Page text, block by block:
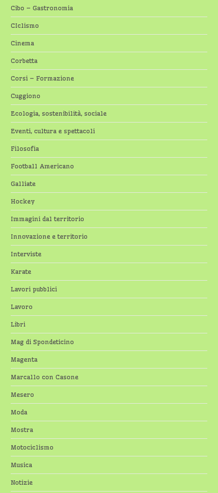
Cibo – Gastronomia
CIclismo
Cinema
Corbetta
Corsi – Formazione
Cuggiono
Ecologia, sostenibilità, sociale
Eventi, cultura e spettacoli
Filosofia
Football Americano
Galliate
Hockey
Immagini dal territorio
Innovazione e territorio
Interviste
Karate
Lavori pubblici
Lavoro
Libri
Mag di Spondeticino
Magenta
Marcallo con Casone
Mesero
Moda
Mostra
Motociclismo
Musica
Notizie